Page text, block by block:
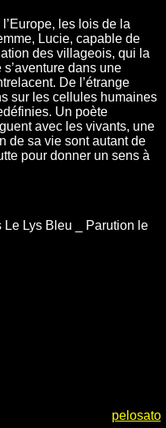
les lois de la
Lucie, capable de
des villageois, qui la
dans une
De l’étrange
sur les cellules humaines
Un poète
avec les vivants, une
de sa vie sont autant de
pour donner un sens à
Lys Bleu _ Parution le
pelosato